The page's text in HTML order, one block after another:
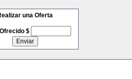
una Oferta
$